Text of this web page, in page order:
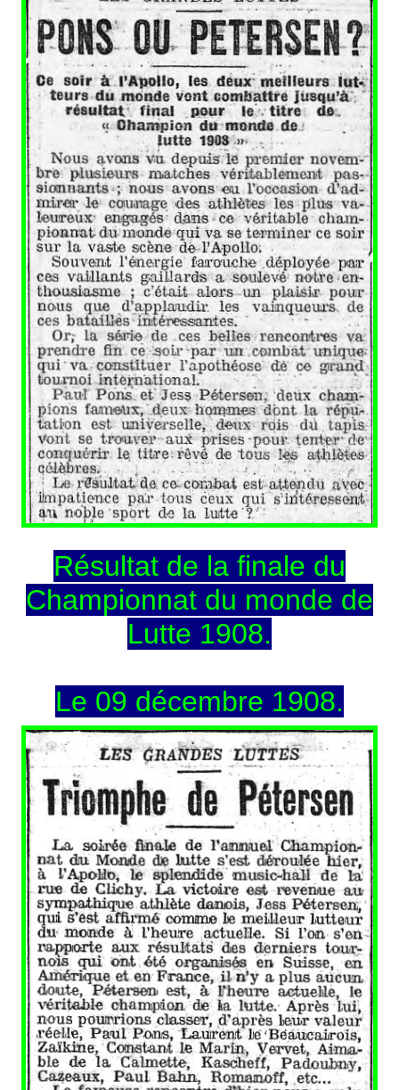
Résultat de la finale du
Championnat du monde de
Lutte 1908.
Le 09 décembre 1908.